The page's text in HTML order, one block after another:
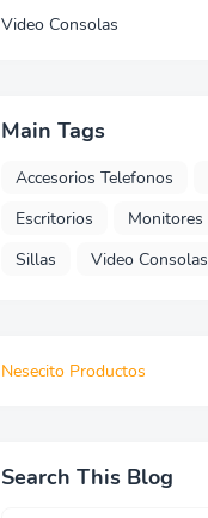
Video Consolas
Main Tags
Accesorios Telefonos
Escritorios
Monitores
Sillas
Video Consolas
Nesecito Productos
Search This Blog